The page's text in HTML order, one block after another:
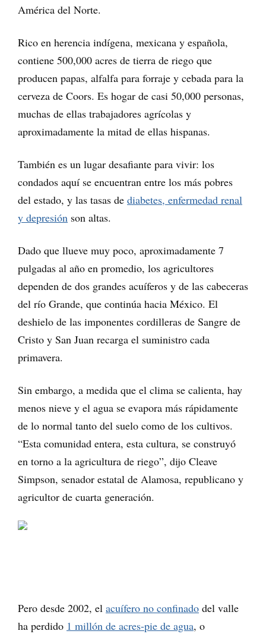
América del Norte.
Rico en herencia indígena, mexicana y española,
contiene 500,000 acres de tierra de riego que
producen papas, alfalfa para forraje y cebada para la
cerveza de Coors. Es hogar de casi 50,000 personas,
muchas de ellas trabajadores agrícolas y
aproximadamente la mitad de ellas hispanas.
También es un lugar desafiante para vivir: los
condados aquí se encuentran entre los más pobres
del estado, y las tasas de diabetes, enfermedad renal
y depresión son altas.
Dado que llueve muy poco, aproximadamente 7
pulgadas al año en promedio, los agricultores
dependen de dos grandes acuíferos y de las cabeceras
del río Grande, que continúa hacia México. El
deshielo de las imponentes cordilleras de Sangre de
Cristo y San Juan recarga el suministro cada
primavera.
Sin embargo, a medida que el clima se calienta, hay
menos nieve y el agua se evapora más rápidamente
de lo normal tanto del suelo como de los cultivos.
“Esta comunidad entera, esta cultura, se construyó
en torno a la agricultura de riego”, dijo Cleave
Simpson, senador estatal de Alamosa, republicano y
agricultor de cuarta generación.
Pero desde 2002, el acuífero no confinado del valle
ha perdido 1 millón de acres-pie de agua, o